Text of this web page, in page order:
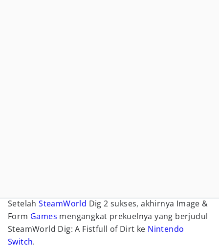
SetelahSteamWorld Dig 2 sukses, akhirnya Image &
Form Games mengangkat prekuelnya yang berjudul
SteamWorld Dig: A Fistfull of Dirt ke Nintendo
Switch.